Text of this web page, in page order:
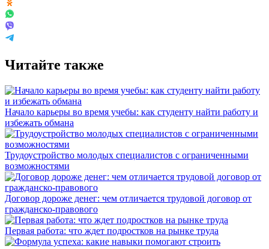
Читайте также
Начало карьеры во время учебы: как студенту найти работу и
избежать обмана
Трудоустройство молодых специалистов с ограниченными
возможностями
Договор дороже денег: чем отличается трудовой договор от
гражданско-правового
Первая работа: что ждет подростков на рынке труда